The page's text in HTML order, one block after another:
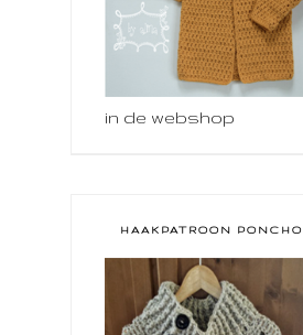
in de webshop
HAAKPATROON PONCHO